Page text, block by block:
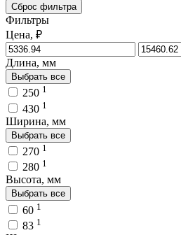
Сброс фильтра
Фильтры
Цена, ₽
Длина, мм
Выбрать все
250 1
430 1
Ширина, мм
Выбрать все
270 1
280 1
Высота, мм
Выбрать все
60 1
83 1